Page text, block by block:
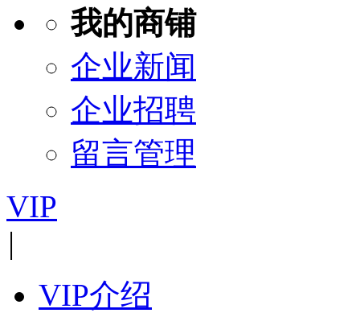
我的商铺
企业新闻
企业招聘
留言管理
VIP
|
VIP介绍